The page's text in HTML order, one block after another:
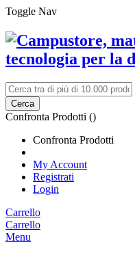
Toggle Nav
Cerca
Confronta Prodotti ()
Confronta Prodotti
My Account
Registrati
Login
Carrello
Carrello
Menu